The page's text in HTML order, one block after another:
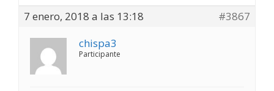
7 enero, 2018 a las 13:18
#3867
chispa3
Participante